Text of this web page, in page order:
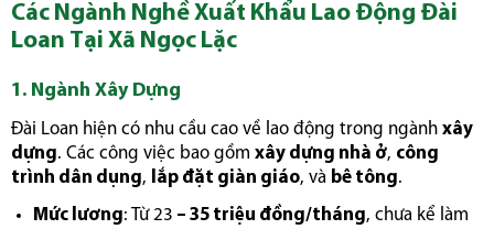
Các Ngành Nghề Xuất Khẩu Lao Động Đài
Loan Tại Xã Ngọc Lặc
1. Ngành Xây Dựng
Đài Loan hiện có nhu cầu cao về lao động trong ngành xây
dựng. Các công việc bao gồm xây dựng nhà ở, công
trình dân dụng, lắp đặt giàn giáo, và bê tông.
Mức lương: Từ 23 – 35 triệu đồng/tháng, chưa kể làm